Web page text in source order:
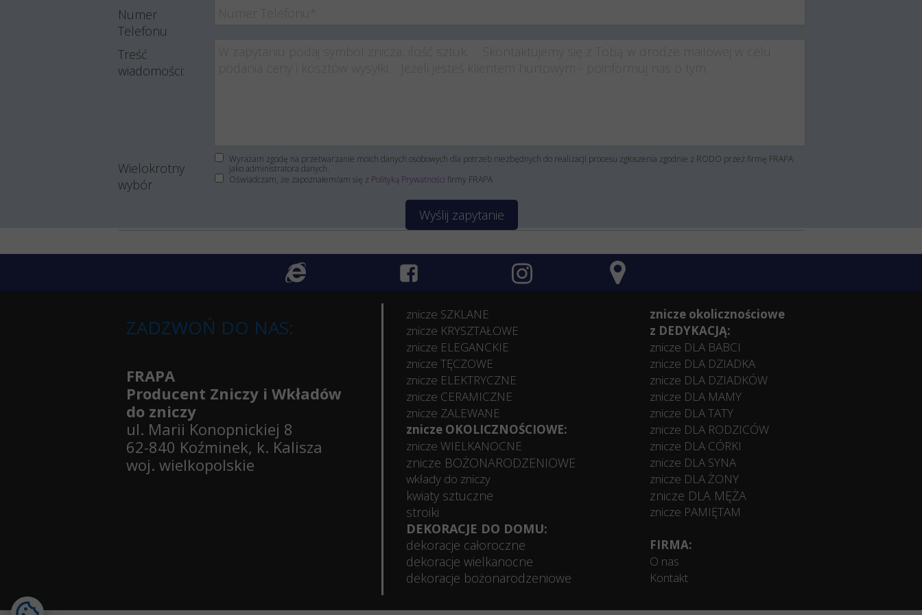
Numer
Telefonu
Treść
wiadomości:
Wielokrotny
wybór
Wyrażam zgodę na przetwarzanie moich danych osobowych dla potrzeb niezbędnych do realizacji procesu zgłoszenia zgodnie z RODO przez firmę FRAPA
jako administratora danych.
Oświadczam, że zapoznałem/am się z Polityką Prywatności firmy FRAPA
Wyślij zapytanie
ZADZWOŃ DO NAS:
FRAPA
Producent Zniczy i Wkładów
do zniczy
ul. Marii Konopnickiej 8
62-840 Koźminek, k. Kalisza
woj. wielkopolskie
znicze SZKLANE
znicze KRYSZTAŁOWE
znicze ELEGANCKIE
znicze TĘCZOWE
znicze ELEKTRYCZNE
znicze CERAMICZNE
znicze ZALEWANE
znicze OKOLICZNOŚCIOWE:
znicze WIELKANOCNE
znicze BOŻONARODZENIOWE
wkłady do zniczy
kwiaty sztuczne
stroiki
DEKORACJE DO DOMU:
dekoracje całoroczne
dekoracje wielkanocne
dekoracje bożonarodzeniowe
znicze okolicznościowe
z DEDYKACJĄ:
znicze DLA BABCI
znicze DLA DZIADKA
znicze DLA DZIADKÓW
znicze DLA MAMY
znicze DLA TATY
znicze DLA RODZICÓW
znicze DLA CÓRKI
znicze DLA SYNA
znicze DLA ŻONY
znicze DLA MĘŻA
znicze PAMIĘTAM
FIRMA:
O nas
Kontakt